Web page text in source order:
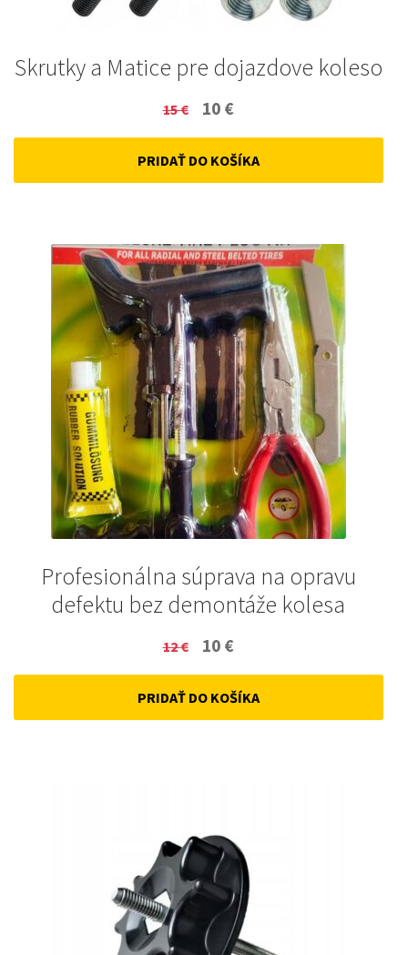
Skrutky a Matice pre dojazdove koleso
15€
Original
price
was:
10 €
price
is:
PRIDAŤ DO KOŠÍKA
Profesionálna súprava na opravu
defektu bez demontáže kolesa
12€
Original
price
was:
10 €
price
is:
PRIDAŤ DO KOŠÍKA